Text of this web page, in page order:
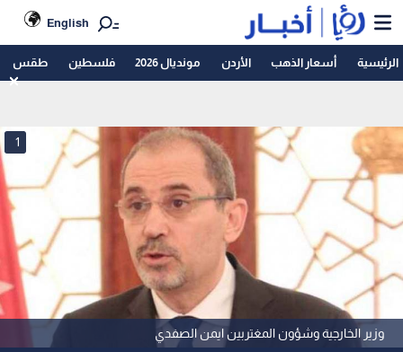
English
الرئيسية أسعار الذهب الأردن مونديال 2026 فلسطين طقس
وزير الخارجية وشؤون المغتربين ايمن الصفدي
1